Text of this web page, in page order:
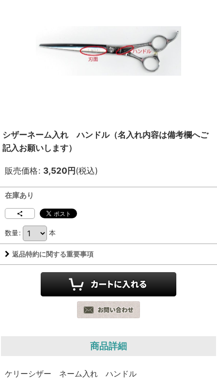
シザーネーム入れ ハンドル（名入れ内容は備考欄へご
記入お願いします）
販売価格: 3,520円(税込)
在庫あり
数量: 本
返品特約に関する重要事項
商品詳細
ケリーシザー ネーム入れ ハンドル